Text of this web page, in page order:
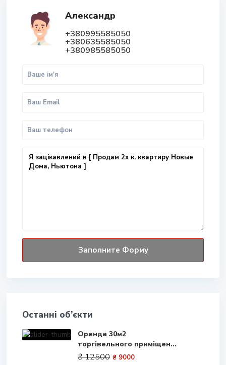
Александр
+380995585050
+380635585050
+380985585050
Останні об’єкти
Оренда 30м2
торгівельного приміщен...
₴ 12500 ₴ 9000